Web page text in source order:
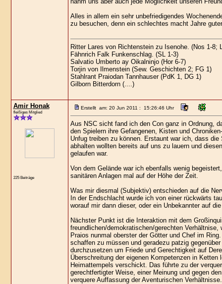
Alles in allem ein sehr unbefriedigendes
zu besuchen, denn ein schlechtes macht Jahre
Ritter Lares von Richtenstein zu Isenohe. (Nos 1-
Fähnrich Falk Funkenschlag. (SL 1-3)
Salvatio Umberto ay Oikalninjo (Hor 6-7)
Torjin von Ilmenstein (Sew. Geschichten 2; FG 1)
Stahlrant Praiodan Tannhauser (PdK 1, DG 1)
Gilborn Bitterdorn (....)
Amir Honak
fleißiges Mitglied
225 Beiträge
Erstellt am: 20 Jun 2011 : 15:26:46 Uhr
Aus NSC sicht fand ich den Con ganz in Ordnung,
den Spielern ihre Gefangenen, Kisten und
Unfug treiben zu können. Erstaunt war ich, dass
abhalten wollten bereits auf uns zu lauern und
gelaufen war.
Von dem Gelände war ich ebenfalls wenig
sanitären Anlagen mal auf der Höhe der Zeit.
Was mir diesmal (Subjektiv) entschieden auf die
In der Endschlacht wurde ich von einer rückwärts
worauf mir dann dieser, oder ein Unbekannter auf
Nächster Punkt ist die Interaktion mit dem
freundlichen/demokratischen/gerechten
Praios nunmal oberster der Götter und Chef im
schaffen zu müssen und geradezu patzig
durchzusetzen um Friede und Gerechtigkeit auf
Überschreitung der eigenen Kompetenzen in
Heimattempels verschickt. Das führte zu der
gerechtfertigter Weise, einer Meinung und gegen
verquere Auffassung der Aventurischen